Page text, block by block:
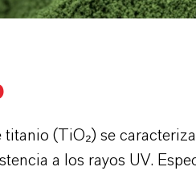
(TiO₂) se
a los rayos UV.